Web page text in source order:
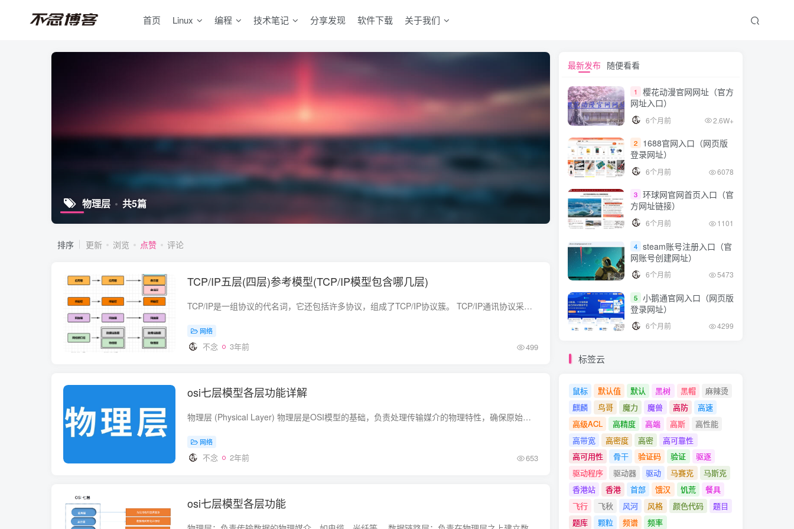
首页 Linux 编程 技术笔记 分享发现 软件下载 关于我们
物理层 共5篇
排序 更新 浏览 点赞 评论
TCP/IP五层(四层)参考模型(TCP/IP模型包含哪几层)
TCP/IP是一组协议的代名词，它还包括许多协议，组成了TCP/IP协议簇。 TCP/IP通讯协议采用了5层的层级结构，每一层都呼叫它的下一层所提供的网络来完成自己的需求。 物理层：负责光/电信号的传递...
网络
不念 3年前 499
osi七层模型各层功能详解
物理层 (Physical Layer) 物理层是OSI模型的基础，负责处理传输媒介的物理特性，确保原始比特流在网络媒介中的可靠传输。 物理层的主要功能 比特传输： 物理层负责将比特流从发送端传输到...
网络
不念 2年前 653
osi七层模型各层功能
最新发布 随便看看
1
樱花动漫官网网址（官方
网址入口）
6个月前 2.6W+
2
1688官网入口（网页版
登录网址）
6个月前 6078
3 环球网官网首页入口（官
方网址链接）
6个月前 1101
4 steam账号注册入口（官
网账号创建网址）
6个月前 5473
5 小鹅通官网入口（网页版
登录网址）
6个月前 4299
标签云
鼠标 默认值 默认 黑树 黑帽
麻辣烫
麒麟
鸟哥 魔力 魔兽 高防
高速
高级ACL
高精度 高端 高斯
高性能
高带宽
高密度 高密
高可靠性
高可用性
骨干 验证码 验证
驱逐
驱动程序
驱动器 驱动 马赛克
马斯克
香港站
香港 首部 饿汉 饥荒
餐具
飞行
飞秋 风河 风格 颜色代码
题目
题库
颗粒 频谱 频率